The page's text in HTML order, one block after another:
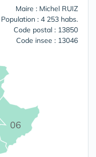
Maire : Michel RUIZ
Population : 4 253 habs.
Code postal : 13850
Code insee : 13046
06